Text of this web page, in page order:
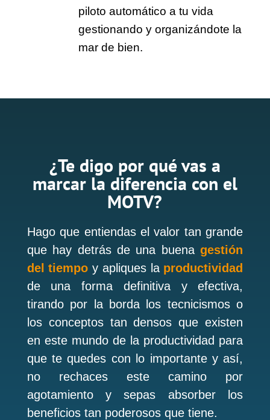
piloto automático a tu vida
gestionando y organizándote la
mar de bien.
¿Te digo por qué vas a
marcar la diferencia con el
MOTV?
Hago que entiendas el valor tan grande
que hay detrás de una buenagestión
del tiempo y apliques la productividad
de una forma definitiva y efectiva,
tirando por la borda los tecnicismos o
los conceptos tan densos que existen
en este mundo de la productividad para
que te quedes con lo importante y así,
no rechaces este camino por
agotamiento y sepas absorber los
beneficios tan poderosos que tiene.